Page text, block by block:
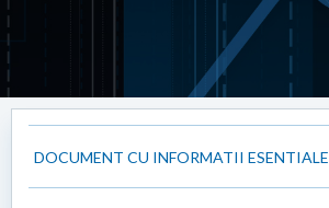
DOCUMENT CU INFORMATII ESENTIALE